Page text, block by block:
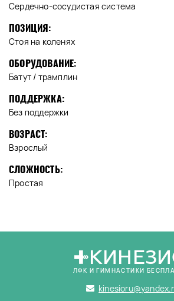
Сердечно-сосудистая система
ПОЗИЦИЯ:
Стоя на коленях
ОБОРУДОВАНИЕ:
Батут / трамплин
ПОДДЕРЖКА:
Без поддержки
ВОЗРАСТ:
Взрослый
СЛОЖНОСТЬ:
Простая
ЛФК И ГИМНАСТИКИ